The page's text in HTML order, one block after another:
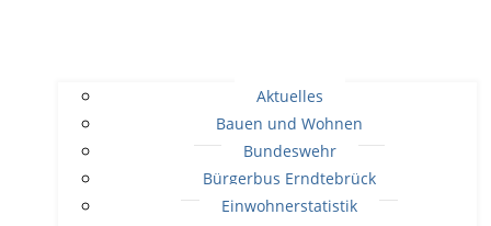
Aktuelles
Bauen und Wohnen
Bundeswehr
Bürgerbus Erndtebrück
Einwohnerstatistik